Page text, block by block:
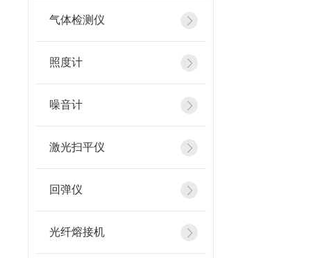
气体检测仪
照度计
噪音计
激光扫平仪
回弹仪
光纤熔接机